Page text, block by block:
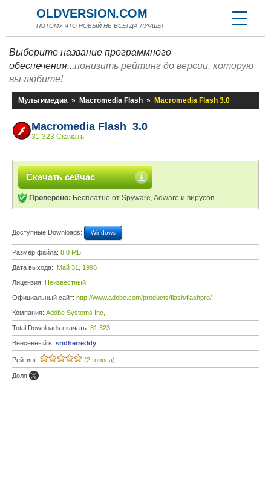
OLDVERSION.COM
ПОТОМУ ЧТО НОВЫЙ НЕ ВСЕГДА ЛУЧШЕ!
Выберите название программного
обеспечения...понизить рейтинг до версии, которую
вы любите!
Мультимедиа » Macromedia Flash » Macromedia Flash 3.0
Macromedia Flash 3.0
31 323 Скачать
Скачать сейчас
Проверено: Бесплатно от Spyware, Adware и вирусов
Доступные Downloads: Windows
Размер файла: 8,0 МБ
Дата выхода: Май 31, 1998
Лицензия: Неизвестный
Официальный сайт: http://www.adobe.com/products/flash/flashpro/
Компания: Adobe Systems Inc,
Total Downloads скачать: 31 323
Внесенный в: sridherreddy
Рейтинг: (2 голоса)
Доля: